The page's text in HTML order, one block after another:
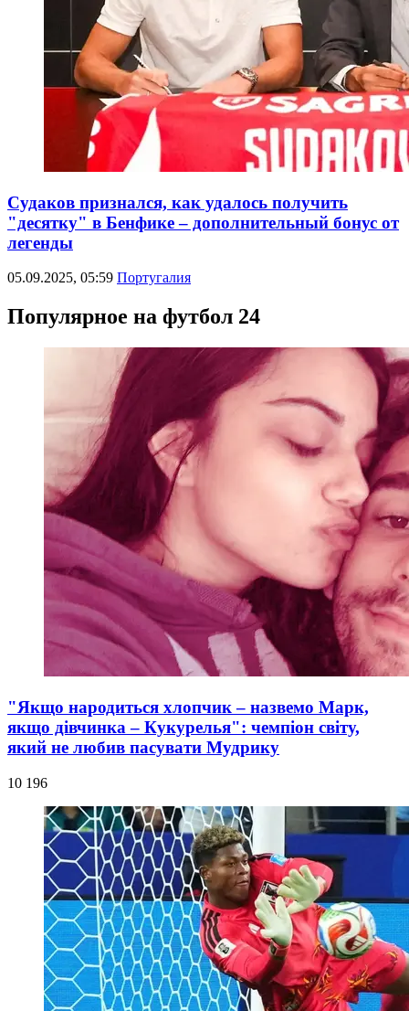
Судаков признался, как удалось получить
"десятку" в Бенфике – дополнительный бонус от
легенды
05.09.2025, 05:59 Португалия
Популярное на футбол 24
"Якщо народиться хлопчик – назвемо Марк,
якщо дівчинка – Кукурелья": чемпіон світу,
який не любив пасувати Мудрику
10 196